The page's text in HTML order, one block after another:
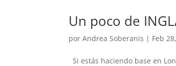
Un poco de
porAndrea Soberanis | Feb
Si estás haciendo base en